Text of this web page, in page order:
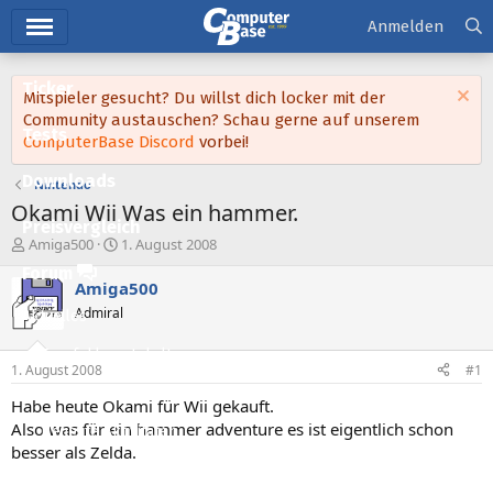
Ticker
Tests
Downloads
Preisvergleich
Forum
Aktuelles
Empfohlene Inhalte
Neueste Aktivitäten
Anmelden
Mitspieler gesucht? Du willst dich locker mit der
Community austauschen? Schau gerne auf unserem
ComputerBase Discord vorbei!
Nintendo
Okami Wii Was ein hammer.
E
r
s
t
e
l
e
r
Amiga500
E
s
t
e
t
a
m
1. August 2008
Amiga500
Admiral
1. August 2008 #1
Habe heute Okami für Wii gekauft.
Also was für ein hammer adventure es ist eigentlich schon
besser als Zelda.